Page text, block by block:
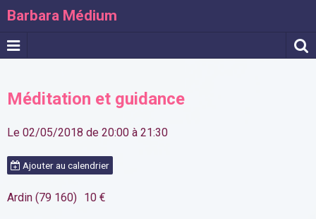
Barbara Médium
Méditation et guidance
Le 02/05/2018 de 20:00 à 21:30
Ajouter au calendrier
Ardin (79 160) 10 €